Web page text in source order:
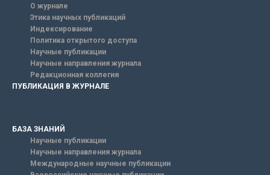
О журнале
Этика научных публикаций
Индексирование
Политика открытого доступа
Научные публикации
Научные направления журнала
Редакционная коллегия
ПУБЛИКАЦИЯ В ЖУРНАЛЕ
БАЗА ЗНАНИЙ
Научные публикации
Научные направления журнала
Международные научные публикации